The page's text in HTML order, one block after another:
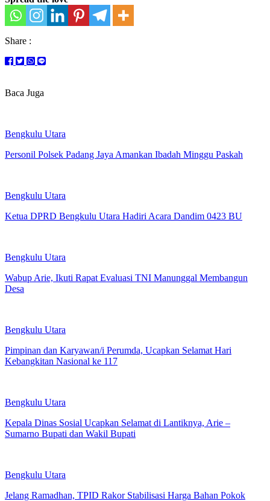
Share :
Baca Juga
Bengkulu Utara
Personil Polsek Padang Jaya Amankan Ibadah Minggu Paskah
Bengkulu Utara
Ketua DPRD Bengkulu Utara Hadiri Acara Dandim 0423 BU
Bengkulu Utara
Wabup Arie, Ikuti Rapat Evaluasi TNI Manunggal Membangun
Desa
Bengkulu Utara
Pimpinan dan Karyawan/i Perumda, Ucapkan Selamat Hari
Kebangkitan Nasional ke 117
Bengkulu Utara
Kepala Dinas Sosial Ucapkan Selamat di Lantiknya, Arie –
Sumarno Bupati dan Wakil Bupati
Bengkulu Utara
Jelang Ramadhan, TPID Rakor Stabilisasi Harga Bahan Pokok